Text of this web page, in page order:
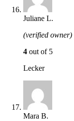
Juliane L.
(verified owner)
4 out of 5
Lecker
Mara B.